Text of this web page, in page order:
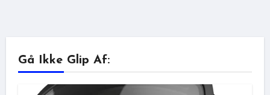
Gå Ikke Glip Af: